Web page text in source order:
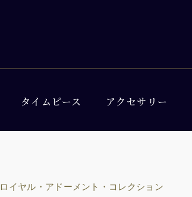
タイムピース アクセサリー
ロイヤル・アドーメント・コレクション